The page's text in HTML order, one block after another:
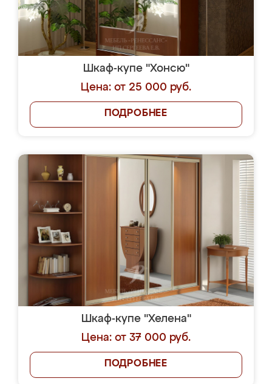
Шкаф-купе "Хонсю"
Цена: от 25 000 руб.
ПОДРОБНЕЕ
Шкаф-купе "Хелена"
Цена: от 37 000 руб.
ПОДРОБНЕЕ